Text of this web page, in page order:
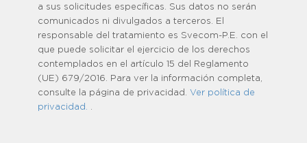
a sus solicitudes específicas. Sus datos no serán
comunicados ni divulgados a terceros. El
responsable del tratamiento es Svecom-P.E. con el
que puede solicitar el ejercicio de los derechos
contemplados en el artículo 15 del Reglamento
(UE) 679/2016. Para ver la información completa,
consulte la página de privacidad. Ver política de
privacidad.